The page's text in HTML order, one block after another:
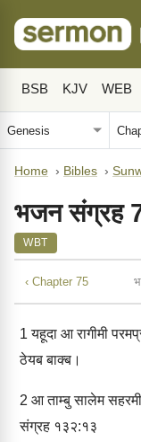
BSB KJV WEB
Home › Bibles ›
भजन संग्रह
WBT
‹ Chapter 75
1 यहूदा आ रागीमी
ठेयब बाक्‍ब।
2 आ ताम्‍बु सालेम
संग्रह १३२:१३